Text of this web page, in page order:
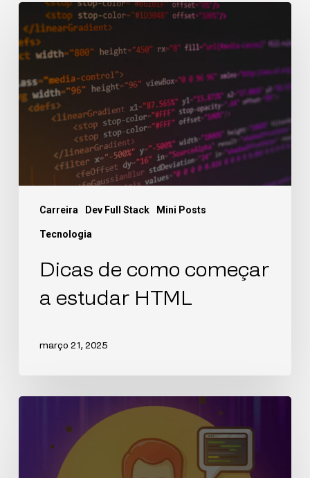
Carreira Dev Full Stack Mini Posts
Tecnologia
Dicas de como começar
a estudar HTML
março 21, 2025